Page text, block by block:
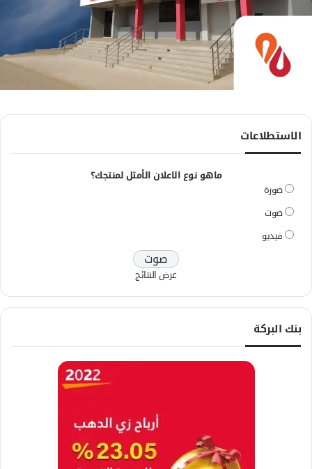
الاستطلاعات
ماهو نوع الاعلان الأمثل لمنتجك؟
صورة
صوت
فيديو
عرض النتائج
بنك البركة